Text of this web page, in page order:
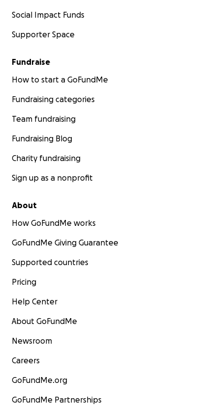
Social Impact Funds
Supporter Space
Fundraise
How to start a GoFundMe
Fundraising categories
Team fundraising
Fundraising Blog
Charity fundraising
Sign up as a nonprofit
About
How GoFundMe works
GoFundMe Giving Guarantee
Supported countries
Pricing
Help Center
About GoFundMe
Newsroom
Careers
GoFundMe.org
GoFundMe Partnerships